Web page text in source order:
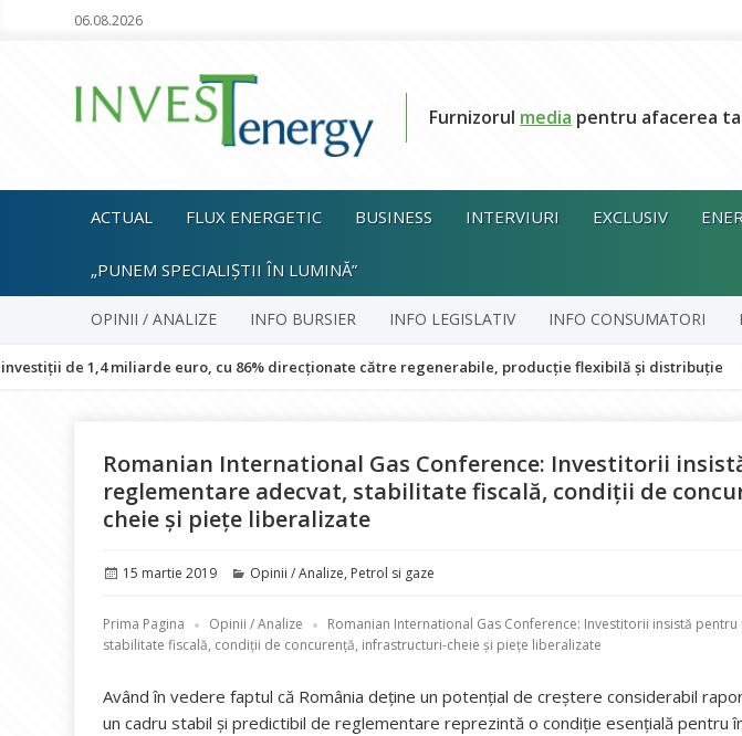
06.08.2026
Furnizorul media pentru afacerea ta
ACTUAL FLUX ENERGETIC BUSINESS INTERVIURI EXCLUSIV
„PUNEM SPECIALIȘTII ÎN LUMINĂ”
OPINII / ANALIZE INFO BURSIER INFO LEGISLATIV INFO CONSUMATORI
miliarde euro, cu 86% direcționate către regenerabile, producție flexibilă și distribuție
Romanian International Gas Conference: Investitorii
reglementare adecvat, stabilitate fiscală, condiții de
cheie și piețe liberalizate
Publicat
15 martie 2019 Categorii
Opinii / Analize, Petrol si gaze
Prima Pagina Opinii / Analize
Romanian International Gas Conference: Investitorii insistă
stabilitate fiscală, condiții de concurență, infrastructuri-cheie și piețe liberalizate
Având în vedere faptul că România deține un potențial de creștere considerabil
un cadru stabil şi predictibil de reglementare reprezintă o condiție esențială pentru